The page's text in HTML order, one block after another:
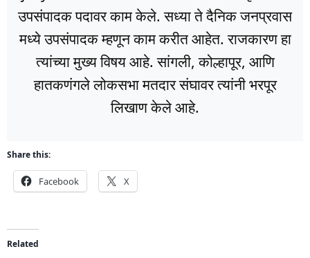
उपसंपादक पदावर काम केले. सध्या ते दैनिक जनप्रवास
मध्ये उपसंपादक म्हणून काम करीत आहेत. राजकारण हा
त्यांच्या मुख्य विषय आहे. सांगली, कोल्हापूर, आणि
हातकणंगले लोकसभा मतदार संघावर त्यांनी भरपूर
लिखाण केले आहे.
Share this:
Facebook X
Related